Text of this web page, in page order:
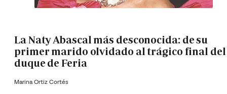
La Naty Abascal más desconocida: de su
primer marido olvidado al trágico final del
duque de Feria
Marina Ortiz Cortés